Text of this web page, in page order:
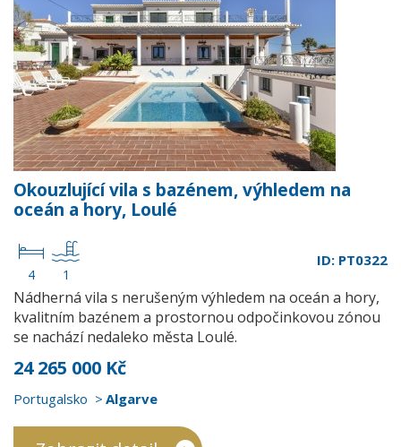
Okouzlující vila s bazénem, výhledem na
oceán a hory, Loulé
4 1
ID: PT0322
Nádherná vila s nerušeným výhledem na oceán a hory,
kvalitním bazénem a prostornou odpočinkovou zónou
se nachází nedaleko města Loulé.
24 265 000 Kč
Portugalsko Algarve